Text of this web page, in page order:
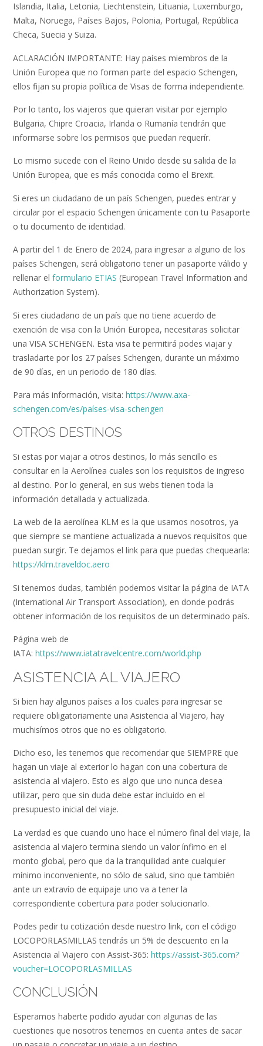
Islandia, Italia, Letonia, Liechtenstein, Lituania, Luxemburgo,
Malta, Noruega, Países Bajos, Polonia, Portugal, República
Checa, Suecia y Suiza.
ACLARACIÓN IMPORTANTE: Hay países miembros de la
Unión Europea que no forman parte del espacio Schengen,
ellos fijan su propia política de Visas de forma independiente.
Por lo tanto, los viajeros que quieran visitar por ejemplo
Bulgaria, Chipre Croacia, Irlanda o Rumanía tendrán que
informarse sobre los permisos que puedan requerír.
Lo mismo sucede con el Reino Unido desde su salida de la
Unión Europea, que es más conocida como el Brexit.
Si eres un ciudadano de un país Schengen, puedes entrar y
circular por el espacio Schengen únicamente con tu Pasaporte
o tu documento de identidad.
A partir del 1 de Enero de 2024, para ingresar a alguno de los
países Schengen, será obligatorio tener un pasaporte válido y
rellenar el formulario ETIAS (European Travel Information and
Authorization System).
Si eres ciudadano de un país que no tiene acuerdo de
exención de visa con la Unión Europea, necesitaras solicitar
una VISA SCHENGEN. Esta visa te permitirá podes viajar y
trasladarte por los 27 países Schengen, durante un máximo
de 90 días, en un periodo de 180 días.
Para más información, visita: https://www.axa-
schengen.com/es/países-visa-schengen
OTROS DESTINOS
Si estas por viajar a otros destinos, lo más sencillo es
consultar en la Aerolínea cuales son los requisitos de ingreso
al destino. Por lo general, en sus webs tienen toda la
información detallada y actualizada.
La web de la aerolínea KLM es la que usamos nosotros, ya
que siempre se mantiene actualizada a nuevos requisitos que
puedan surgir. Te dejamos el link para que puedas chequearla:
https://klm.traveldoc.aero
Si tenemos dudas, también podemos visitar la página de IATA
(International Air Transport Association), en donde podrás
obtener información de los requisitos de un determinado país.
Página web de
IATA: https://www.iatatravelcentre.com/world.php
ASISTENCIA AL VIAJERO
Si bien hay algunos países a los cuales para ingresar se
requiere obligatoriamente una Asistencia al Viajero, hay
muchisímos otros que no es obligatorio.
Dicho eso, les tenemos que recomendar que SIEMPRE que
hagan un viaje al exterior lo hagan con una cobertura de
asistencia al viajero. Esto es algo que uno nunca desea
utilizar, pero que sin duda debe estar incluido en el
presupuesto inicial del viaje.
La verdad es que cuando uno hace el número final del viaje, la
asistencia al viajero termina siendo un valor ínfimo en el
monto global, pero que da la tranquilidad ante cualquier
mínimo inconveniente, no sólo de salud, sino que también
ante un extravío de equipaje uno va a tener la
correspondiente cobertura para poder solucionarlo.
Podes pedir tu cotización desde nuestro link, con el código
LOCOPORLASMILLAS tendrás un 5% de descuento en la
Asistencia al Viajero con Assist-365: https://assist-365.com?
voucher=LOCOPORLASMILLAS
CONCLUSIÓN
Esperamos haberte podido ayudar con algunas de las
cuestiones que nosotros tenemos en cuenta antes de sacar